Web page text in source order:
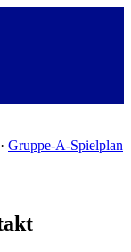
Gruppe-A-Spielplan